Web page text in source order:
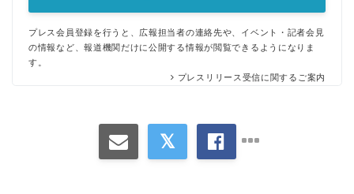
プレス会員登録を行うと、広報担当者の連絡先や、イベント・記者会見
の情報など、報道機関だけに公開する情報が閲覧できるようになりま
す。
プレスリリース受信に関するご案内